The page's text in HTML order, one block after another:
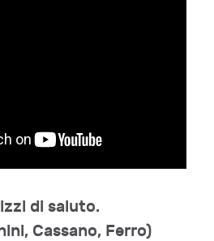
di saluto.
Cassano, Ferro)